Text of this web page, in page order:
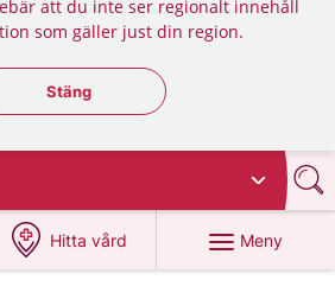
att du inte ser regionalt innehåll
som gäller just din region.
Stäng regionsväljaren
Stäng
Hitta vård
på 1177.se
Meny